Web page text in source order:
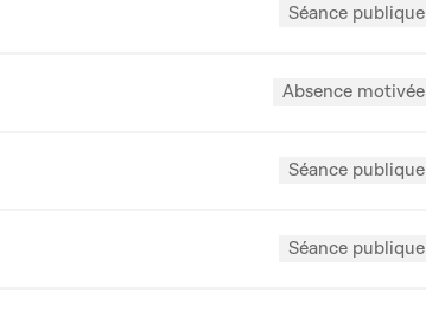
Séance publique
Absence motivée
Séance publique
Séance publique